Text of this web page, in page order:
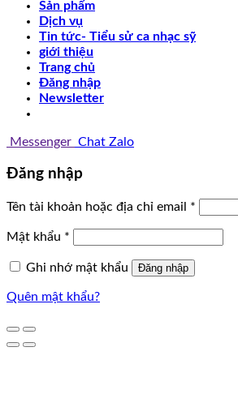
Sản phẩm
Dịch vụ
Tin tức- Tiểu sử ca nhạc sỹ
giới thiệu
Trang chủ
Đăng nhập
Newsletter
Messenger Chat Zalo
Đăng nhập
Tên tài khoản hoặc địa chỉ email *
Mật khẩu *
Ghi nhớ mật khẩu Đăng nhập
Quên mật khẩu?